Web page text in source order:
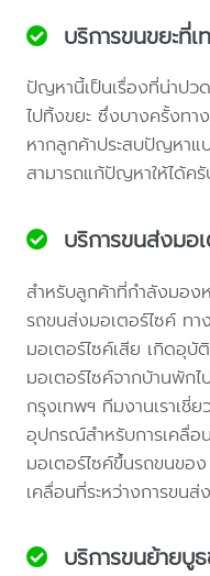
บริการขนขยะที่
ปัญหานี้เป็นเรื่องที่น่าป
ไปทิ้งขยะ ซึ่งบางครั้งทาง
หากลูกค้าประสบปัญหาแ
สามารถแก้ปัญหาให้ได้ครั
บริการขนส่งมอ
สำหรับลูกค้าที่กำลังมอง
รถขนส่งมอเตอร์ไซค์ ทา
มอเตอร์ไซค์เสีย เกิดอุ
มอเตอร์ไซค์จากบ้านพัก
กรุงเทพฯ ทีมงานเราเชี่
อุปกรณ์สำหรับการเคลื่อ
มอเตอร์ไซค์ขึ้นรถขนขอ
เคลื่อนที่ระหว่างการขนส่
บริการขนย้ายบู